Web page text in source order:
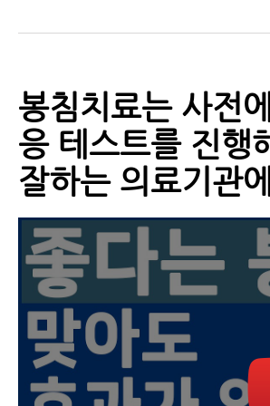
봉침치료는 사전
응 테스트를 진행
잘하는 의료기관